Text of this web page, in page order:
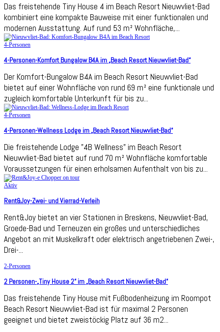
Das freistehende Tiny House 4 im Beach Resort Nieuwvliet-Bad
kombiniert eine kompakte Bauweise mit einer funktionalen und
modernen Ausstattung. Auf rund 53 m² Wohnfläche,...
4-Personen
4-Personen-Komfort Bungalow B4A im „Beach Resort Nieuwvliet-Bad“
Der Komfort-Bungalow B4A im Beach Resort Nieuwvliet-Bad
bietet auf einer Wohnfläche von rund 69 m² eine funktionale und
zugleich komfortable Unterkunft für bis zu...
4-Personen
4-Personen-Wellness Lodge im „Beach Resort Nieuwvliet-Bad“
Die freistehende Lodge "4B Wellness" im Beach Resort
Nieuwvliet-Bad bietet auf rund 70 m² Wohnfläche komfortable
Voraussetzungen für einen erholsamen Aufenthalt von bis zu...
Aktiv
Rent&Joy-Zwei- und Vierrad-Verleih
Rent&Joy bietet an vier Stationen in Breskens, Nieuwvliet-Bad,
Groede-Bad und Terneuzen ein großes und unterschiedliches
Angebot an mit Muskelkraft oder elektrisch angetriebenen Zwei-,
Drei-...
2-Personen
2 Personen-„Tiny House 2“ im „Beach Resort Nieuwvliet-Bad“
Das freistehende Tiny House mit Fußbodenheizung im Roompot
Beach Resort Nieuwvliet-Bad ist für maximal 2 Personen
geeignet und bietet zweistöckig Platz auf 36 m2...